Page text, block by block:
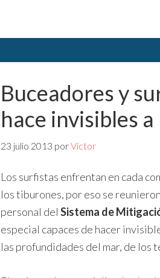
Buceadores y
hace invisibles
23 julio 2013 porVictor
Los surfistas enfrentan en cada
los tiburones, por eso se
personal del Sistema de
especial capaces de hacer
las profundidades del mar, de los